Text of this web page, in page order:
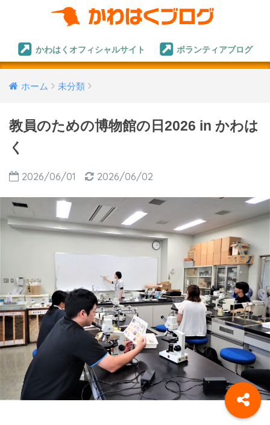
かわはくオフィシャルサイト ボランティアブログ
ホーム 未分類
教員のための博物館の日2026 in かわは
く
2026/06/01 2026/06/02